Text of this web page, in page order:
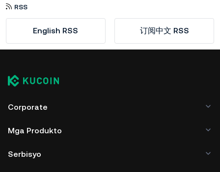
RSS
English RSS 订阅中文 RSS
Corporate
Mga Produkto
Serbisyo